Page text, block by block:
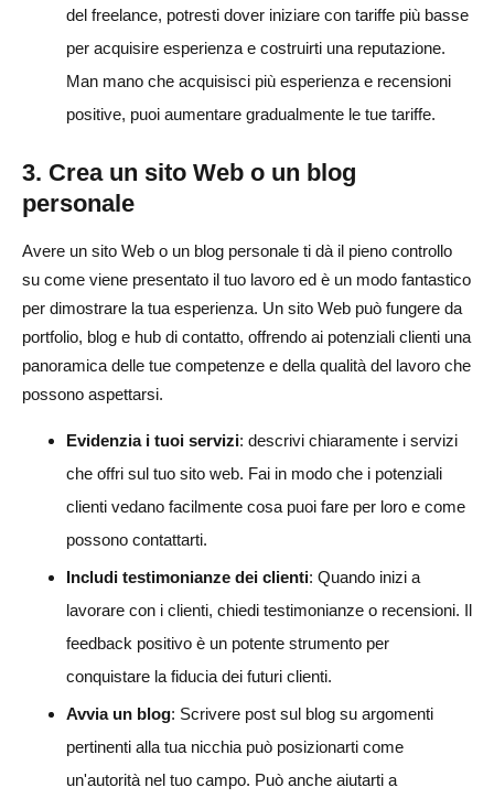
del freelance, potresti dover iniziare con tariffe più basse
per acquisire esperienza e costruirti una reputazione.
Man mano che acquisisci più esperienza e recensioni
positive, puoi aumentare gradualmente le tue tariffe.
3. Crea un sito Web o un blog
personale
Avere un sito Web o un blog personale ti dà il pieno controllo
su come viene presentato il tuo lavoro ed è un modo fantastico
per dimostrare la tua esperienza. Un sito Web può fungere da
portfolio, blog e hub di contatto, offrendo ai potenziali clienti una
panoramica delle tue competenze e della qualità del lavoro che
possono aspettarsi.
Evidenzia i tuoi servizi: descrivi chiaramente i servizi
che offri sul tuo sito web. Fai in modo che i potenziali
clienti vedano facilmente cosa puoi fare per loro e come
possono contattarti.
Includi testimonianze dei clienti: Quando inizi a
lavorare con i clienti, chiedi testimonianze o recensioni. Il
feedback positivo è un potente strumento per
conquistare la fiducia dei futuri clienti.
Avvia un blog: Scrivere post sul blog su argomenti
pertinenti alla tua nicchia può posizionarti come
un'autorità nel tuo campo. Può anche aiutarti a